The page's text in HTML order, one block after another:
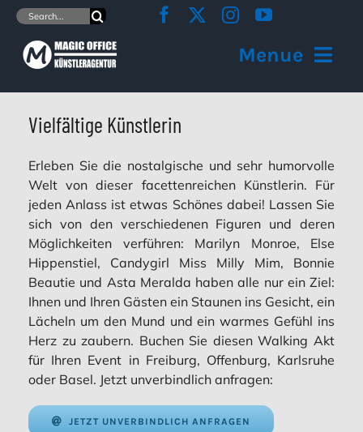
Zum
Inhalt
springen
Suche
Menue
Home
Übersicht Angebote
Wir realisieren Ihren Event
Über die Agentur
Kontakt
Vielfältige Künstlerin
Erleben Sie die nostalgische und sehr humorvolle
Welt von dieser facettenreichen Künstlerin. Für
jeden Anlass ist etwas Schönes dabei! Lassen Sie
sich von den verschiedenen Figuren und deren
Möglichkeiten verführen: Marilyn Monroe, Else
Hippenstiel, Candygirl Miss Milly Mim, Bonnie
Beautie und Asta Meralda haben alle nur ein Ziel:
Ihnen und Ihren Gästen ein Staunen ins Gesicht, ein
Lächeln um den Mund und ein warmes Gefühl ins
Herz zu zaubern. Buchen Sie diesen Walking Akt
für Ihren Event in Freiburg, Offenburg, Karlsruhe
oder Basel. Jetzt unverbindlich anfragen:
JETZT UNVERBINDLICH ANFRAGEN